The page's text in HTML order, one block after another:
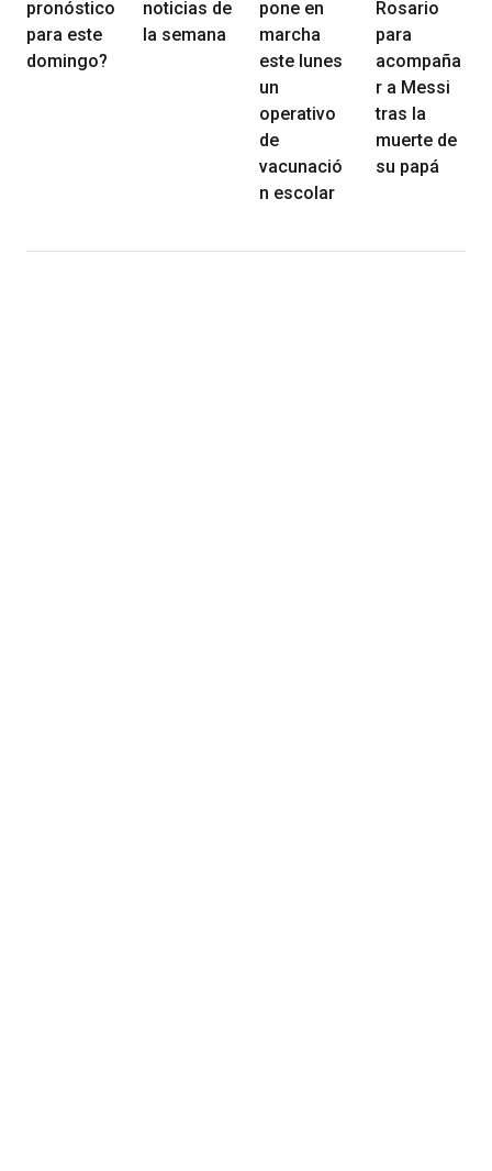
pronóstico
para este
domingo?
noticias de
la semana
pone en
marcha
este lunes
un
operativo
de
vacunació
n escolar
Rosario
para
acompaña
r a Messi
tras la
muerte de
su papá